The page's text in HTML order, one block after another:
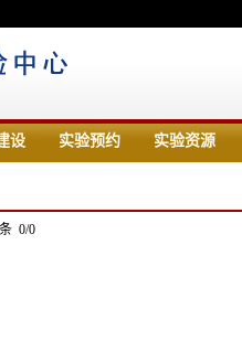
设 实验预约 实验资源
0/0